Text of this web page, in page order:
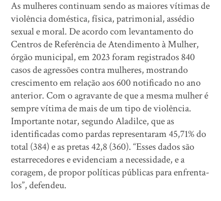
As mulheres continuam sendo as maiores vítimas de
violência doméstica, física, patrimonial, assédio
sexual e moral. De acordo com levantamento do
Centros de Referência de Atendimento à Mulher,
órgão municipal, em 2023 foram registrados 840
casos de agressões contra mulheres, mostrando
crescimento em relação aos 600 notificado no ano
anterior. Com o agravante de que a mesma mulher é
sempre vítima de mais de um tipo de violência.
Importante notar, segundo Aladilce, que as
identificadas como pardas representaram 45,71% do
total (384) e as pretas 42,8 (360). “Esses dados são
estarrecedores e evidenciam a necessidade, e a
coragem, de propor políticas públicas para enfrenta-
los”, defendeu.